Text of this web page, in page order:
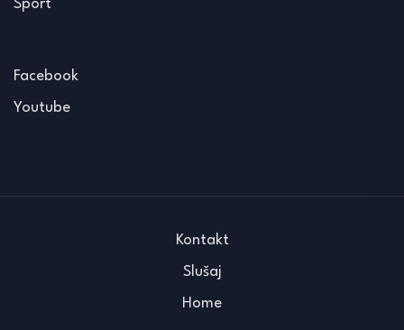
Sport
Facebook
Youtube
Kontakt
Slušaj
Home